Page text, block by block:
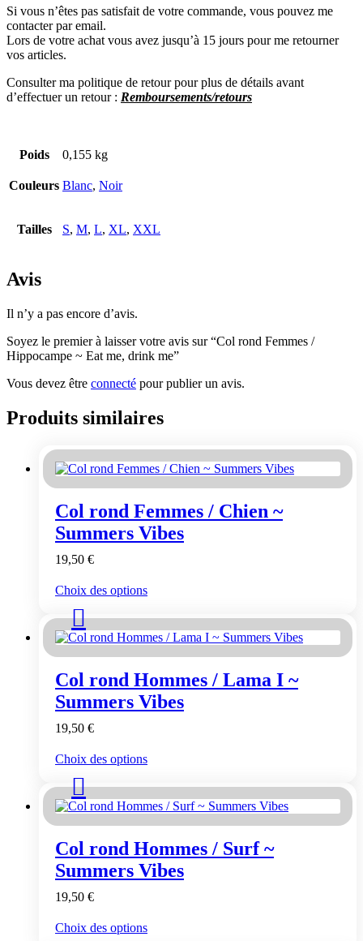
Si vous n’êtes pas satisfait de votre commande, vous pouvez me
contacter par email.
Lors de votre achat vous avez jusqu’à 15 jours pour me retourner
vos articles.
Consulter ma politique de retour pour plus de détails avant
d’effectuer un retour : Remboursements/retours
Poids 0,155 kg
Couleurs Blanc, Noir
Tailles S, M, L, XL, XXL
Avis
Il n’y a pas encore d’avis.
Soyez le premier à laisser votre avis sur “Col rond Femmes /
Hippocampe ~ Eat me, drink me”
Vous devez être connecté pour publier un avis.
Produits similaires
Col rond Femmes / Chien ~
Summers Vibes
19,50 €
Choix des optionsCe
a
plusieurs
variations.
options
peuvent
être
page
Col rond Hommes / Lama I ~
Summers Vibes
19,50 €
Choix des optionsCe
a
plusieurs
variations.
options
peuvent
être
page
Col rond Hommes / Surf ~
Summers Vibes
19,50 €
Choix des optionsCe